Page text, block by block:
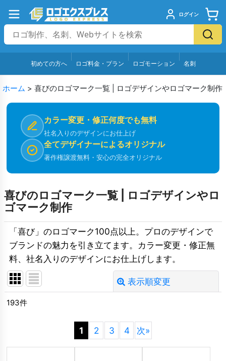
ログイン
初めての方へ ロゴ料金・プラン ロゴモーション 名刺
ホーム > 喜びのロゴマーク一覧 | ロゴデザインやロゴマーク制作
カラー変更・修正何度でも無料
社名入りのデザインにお仕上げ
全てデザイナーによるオリジナル
著作権譲渡無料・安心の完全オリジナル
喜びのロゴマーク一覧 | ロゴデザインやロ
ゴマーク制作
「喜び」のロゴマーク100点以上。プロのデザインで
ブランドの魅力を引き立てます。カラー変更・修正無
料、社名入りのデザインにお仕上げします。
表示順変更
絞り込む
193件
1 2 3 4 次»